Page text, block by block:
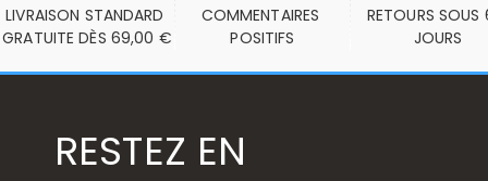
LIVRAISON STANDARD
GRATUITE DÈS 69,00 €
COMMENTAIRES
POSITIFS
RETOURS SOUS
JOURS
RESTEZ EN